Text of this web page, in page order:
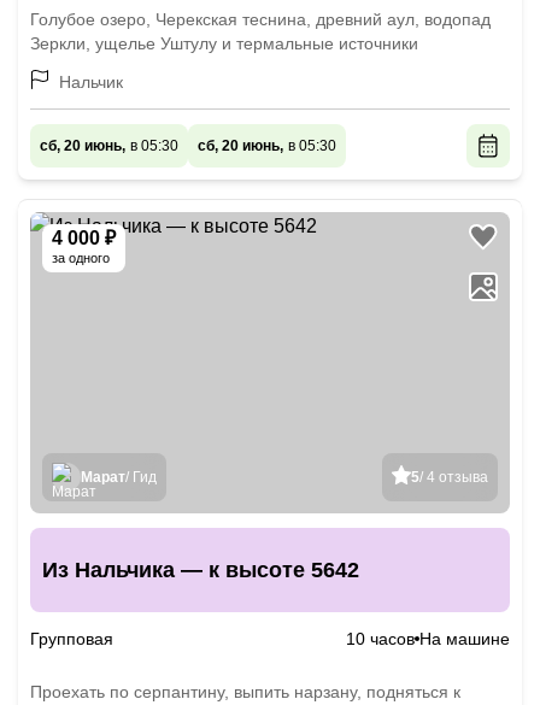
Голубое озеро, Черекская теснина, древний аул, водопад
Зеркли, ущелье Уштулу и термальные источники
Нальчик
сб, 20 июнь, в 05:30 сб, 20 июнь, в 05:30
4 000 ₽
за одного
5/ 4 отзыва
Марат/ Гид
Из Нальчика — к высоте 5642
Групповая 10 часов На машине
Проехать по серпантину, выпить нарзану, подняться к